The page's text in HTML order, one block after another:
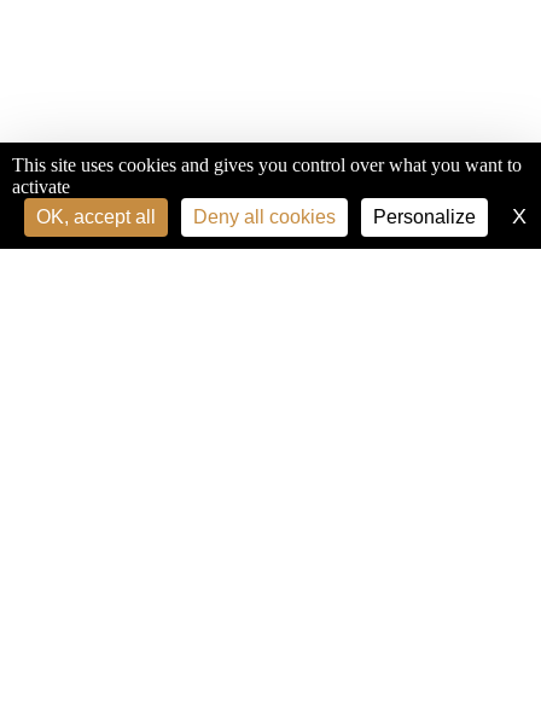
This site uses cookies and gives you control over what you want to
activate
OK, accept all
Deny all cookies Personalize X